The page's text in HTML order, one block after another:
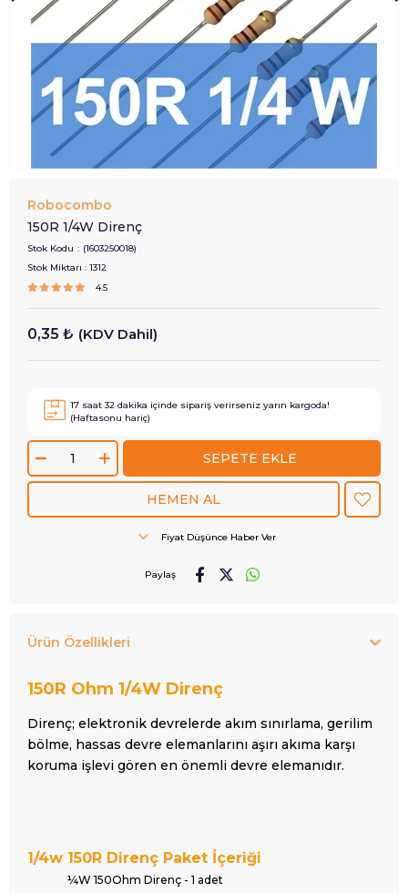
Robocombo
150R 1/4W Direnç
Stok Kodu
(1603250018)
Stok Miktarı : 1312
4.5
0,35 ₺ (KDV Dahil)
17 saat32 dakika içinde sipariş verirseniz yarın kargoda!
(Haftasonu hariç)
Fiyat Düşünce Haber Ver
Paylaş
Ürün Özellikleri
150R Ohm 1/4W Direnç
Direnç; elektronik devrelerde akım sınırlama, gerilim
bölme, hassas devre elemanlarını aşırı akıma karşı
koruma işlevi gören en önemli devre elemanıdır.
1/4w 150R Direnç Paket İçeriği
¼W 150Ohm Direnç - 1 adet